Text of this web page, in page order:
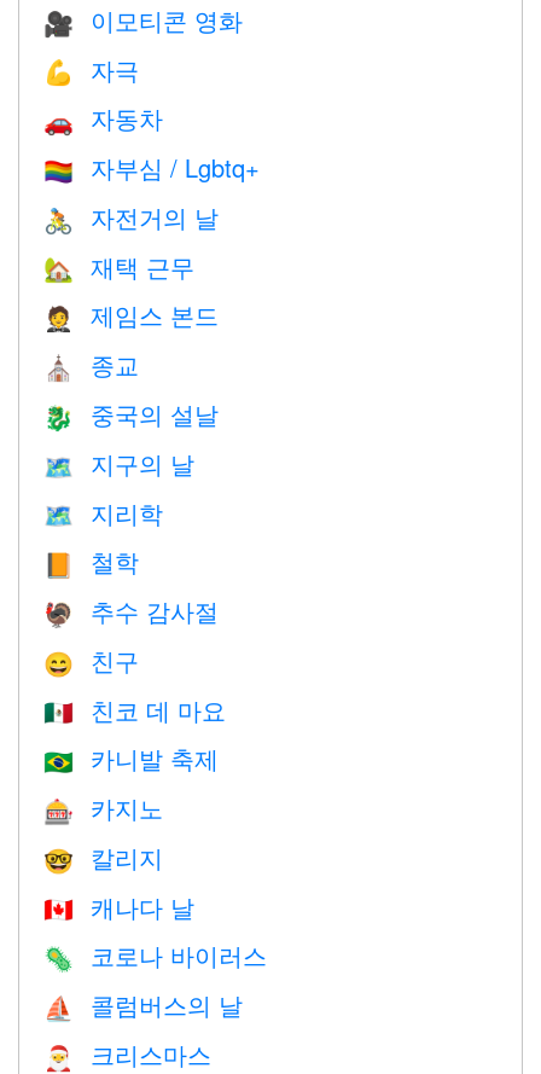
🎥 이모티콘 영화
💪 자극
🚗 자동차
🏳️‍🌈 자부심 / Lgbtq+
🚴 자전거의 날
🏡 재택 근무
🤵 제임스 본드
⛪️ 종교
🐉 중국의 설날
🗺️ 지구의 날
🗺 지리학
📙 철학
🦃 추수 감사절
😄 친구
🇲🇽 친코 데 마요
🇧🇷 카니발 축제
🎰 카지노
🤓 칼리지
🇨🇦 캐나다 날
🦠 코로나 바이러스
⛵️ 콜럼버스의 날
🎅 크리스마스